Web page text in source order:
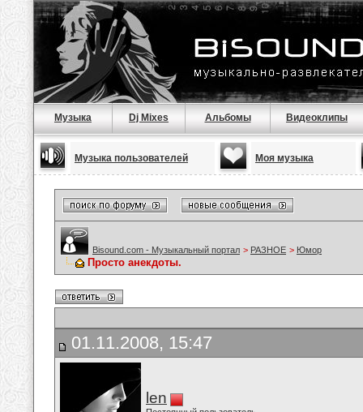
Музыка Dj Mixes Альбомы Видеоклипы
Музыка пользователей Моя музыка
Bisound.com - Музыкальный портал > РАЗНОЕ > Юмор
Просто анекдоты.
01.11.2008, 15:47
len